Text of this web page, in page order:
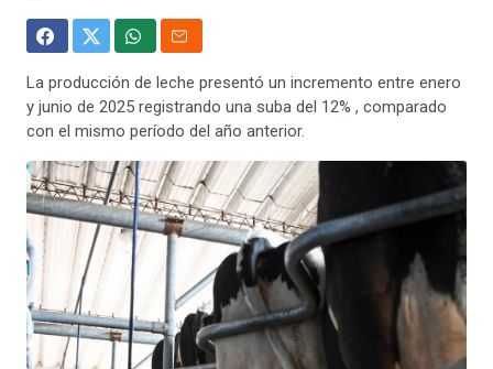
La producción de leche presentó un incremento entre enero
y junio de 2025 registrando una suba del 12% , comparado
con el mismo período del año anterior.